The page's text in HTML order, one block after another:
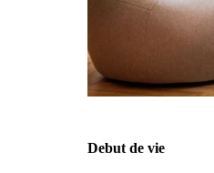
Debut de vie